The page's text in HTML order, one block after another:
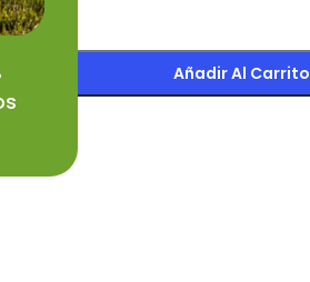
Añadir Al Carrito